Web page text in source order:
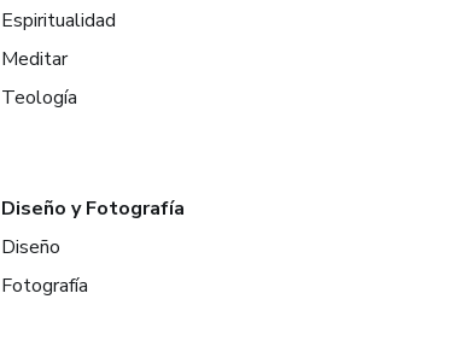
Espiritualidad
Meditar
Teología
Diseño y Fotografía
Diseño
Fotografía